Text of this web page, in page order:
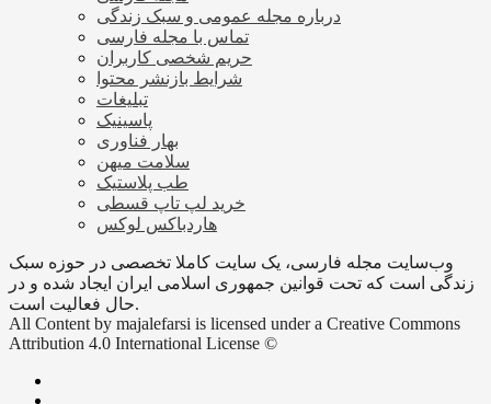
درباره مجله عمومی و سبک زندگی
تماس با مجله فارسی
حریم شخصی کاربران
شرایط بازنشر محتوا
تبلیغات
پاسینیک
بهار فناوری
سلامت میهن
طب پلاستیک
خرید لپ تاپ قسطی
هاردباکس لوکس
وب‌سایت مجله فارسی، یک سایت کاملا تخصصی در حوزه سبک
زندگی است که تحت قوانین جمهوری اسلامی ایران ایجاد شده و در
حال فعالیت است.
All Content by majalefarsi is licensed under a Creative Commons
Attribution 4.0 International License ©️